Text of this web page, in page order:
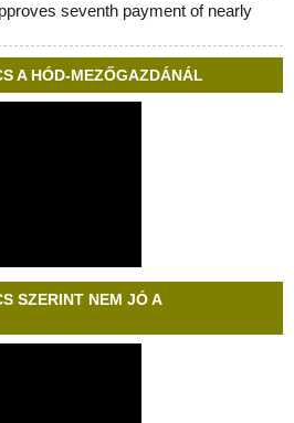
seventh payment of nearly
A HÓD-MEZŐGAZDÁNÁL
SZERINT NEM JÓ A